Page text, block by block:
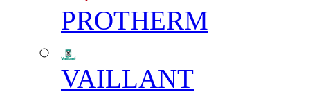
PROTHERM
VAILLANT